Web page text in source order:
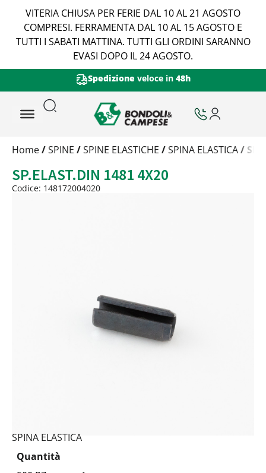
VITERIA CHIUSA PER FERIE DAL 10 AL 21 AGOSTO
COMPRESI. FERRAMENTA DAL 10 AL 15 AGOSTO E
TUTTI I SABATI MATTINA. TUTTI GLI ORDINI SARANNO
EVASI DOPO IL 24 AGOSTO.
Spedizione veloce in 48h
Trattamento
Peso
Quantità
Home/SPINE /SPINE ELASTICHE /SPINA ELASTICA/
SP.ELAST.DIN 1481 4X20
Codice: 148172004020
SPINA ELASTICA
Quantità